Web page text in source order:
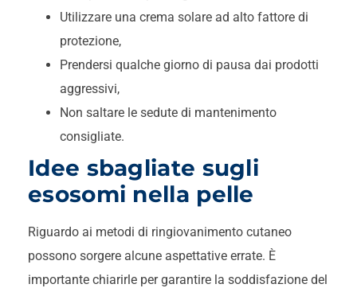
Utilizzare una crema solare ad alto fattore di
protezione,
Prendersi qualche giorno di pausa dai prodotti
aggressivi,
Non saltare le sedute di mantenimento
consigliate.
Idee sbagliate sugli
esosomi nella pelle
Riguardo ai metodi di ringiovanimento cutaneo
possono sorgere alcune aspettative errate. È
importante chiarirle per garantire la soddisfazione del